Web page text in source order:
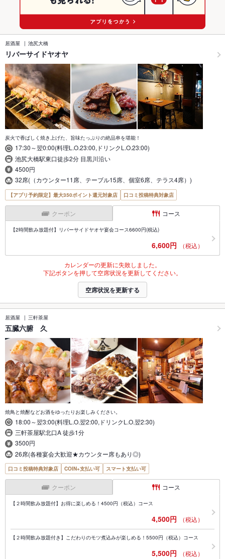
居酒屋 池尻大橋
リバーサイドヤオヤ
炭火で香ばしく焼き上げた、旨味たっぷりの絶品串を堪能！
17:30～翌0:00(料理L.O.23:00,ドリンクL.O.23:00)
池尻大橋駅東口徒歩2分 目黒川沿い
4500円
32席(（カウンター11席、テーブル15席、個室6席、テラス4席）)
【アプリ予約限定】最大350ポイント還元対象店 口コミ投稿特典対象店
クーポン コース
【2時間飲み放題付】リバーサイドヤオヤ宴会コース6600円(税込)
6,600円 （税込）
カレンダーの更新に失敗しました。
下記ボタンを押して空席状況を更新してください。
空席状況を更新する
居酒屋 三軒茶屋
五臓六腑 久
焼鳥と焼酎などお酒をゆったりお楽しみください。
18:00～翌3:00(料理L.O.翌2:00,ドリンクL.O.翌2:30)
三軒茶屋駅北口A 徒歩1分
3500円
26席(各種宴会大歓迎★カウンター席もあり◎)
口コミ投稿特典対象店 COIN+支払い可 スマート支払い可
クーポン コース
【２時間飲み放題付】お得に楽しめる！4500円（税込）コース
4,500円 （税込）
【２時間飲み放題付き】こだわりのモツ煮込みが楽しめる！5500円（税込）コース
5,500円 （税込）